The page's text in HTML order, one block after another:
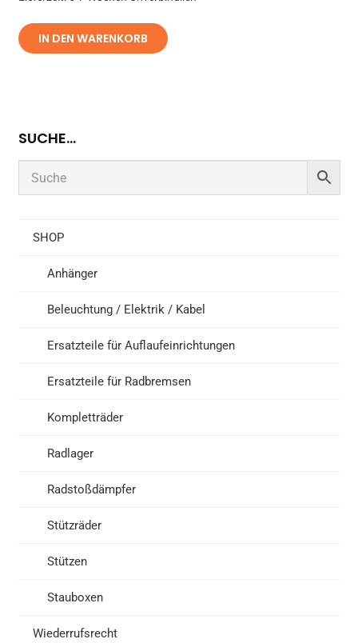
IN DEN WARENKORB
SUCHE…
SHOP
Anhänger
Beleuchtung / Elektrik / Kabel
Ersatzteile für Auflaufeinrichtungen
Ersatzteile für Radbremsen
Kompletträder
Radlager
Radstoßdämpfer
Stützräder
Stützen
Stauboxen
Wiederrufsrecht